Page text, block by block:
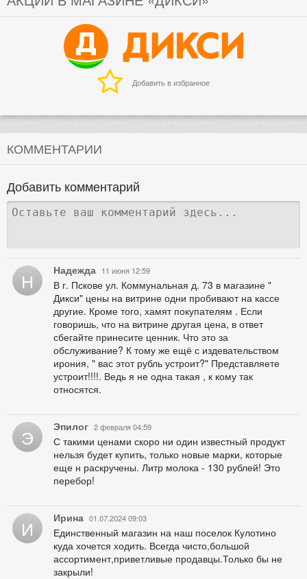
Добавить в избранное
КОММЕНТАРИИ
Добавить комментарий
Н Надежда 11 июня 12:59
В г. Пскове ул. Коммунальная д. 73 в магазине "
Дикси" цены на витрине одни пробивают на кассе
другие. Кроме того, хамят покупателям . Если
говоришь, что на витрине другая цена, в ответ
сбегайте принесите ценник. Что это за
обслуживание? К тому же ещё с издевательством
ирония, " вас этот рубль устроит?" Представляете
устроит!!!!. Ведь я не одна такая , к кому так
относятся.
Э Эпилог 2 февраля 04:59
С такими ценами скоро ни один известный продукт
нельзя будет купить, только новые марки, которые
еще н раскручены. Литр молока - 130 рублей! Это
перебор!
И Ирина 01.07.2024 09:03
Единственный магазин на наш поселок Кулотино
куда хочется ходить. Всегда чисто,большой
ассортимент,приветливые продавцы.Только бы не
закрыли!